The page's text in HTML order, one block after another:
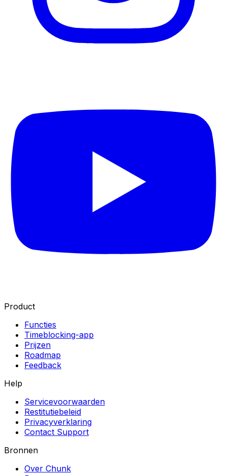
Product
Functies
Timeblocking-app
Prijzen
Roadmap
Feedback
Help
Servicevoorwaarden
Restitutiebeleid
Privacyverklaring
Contact Support
Bronnen
Over Chunk